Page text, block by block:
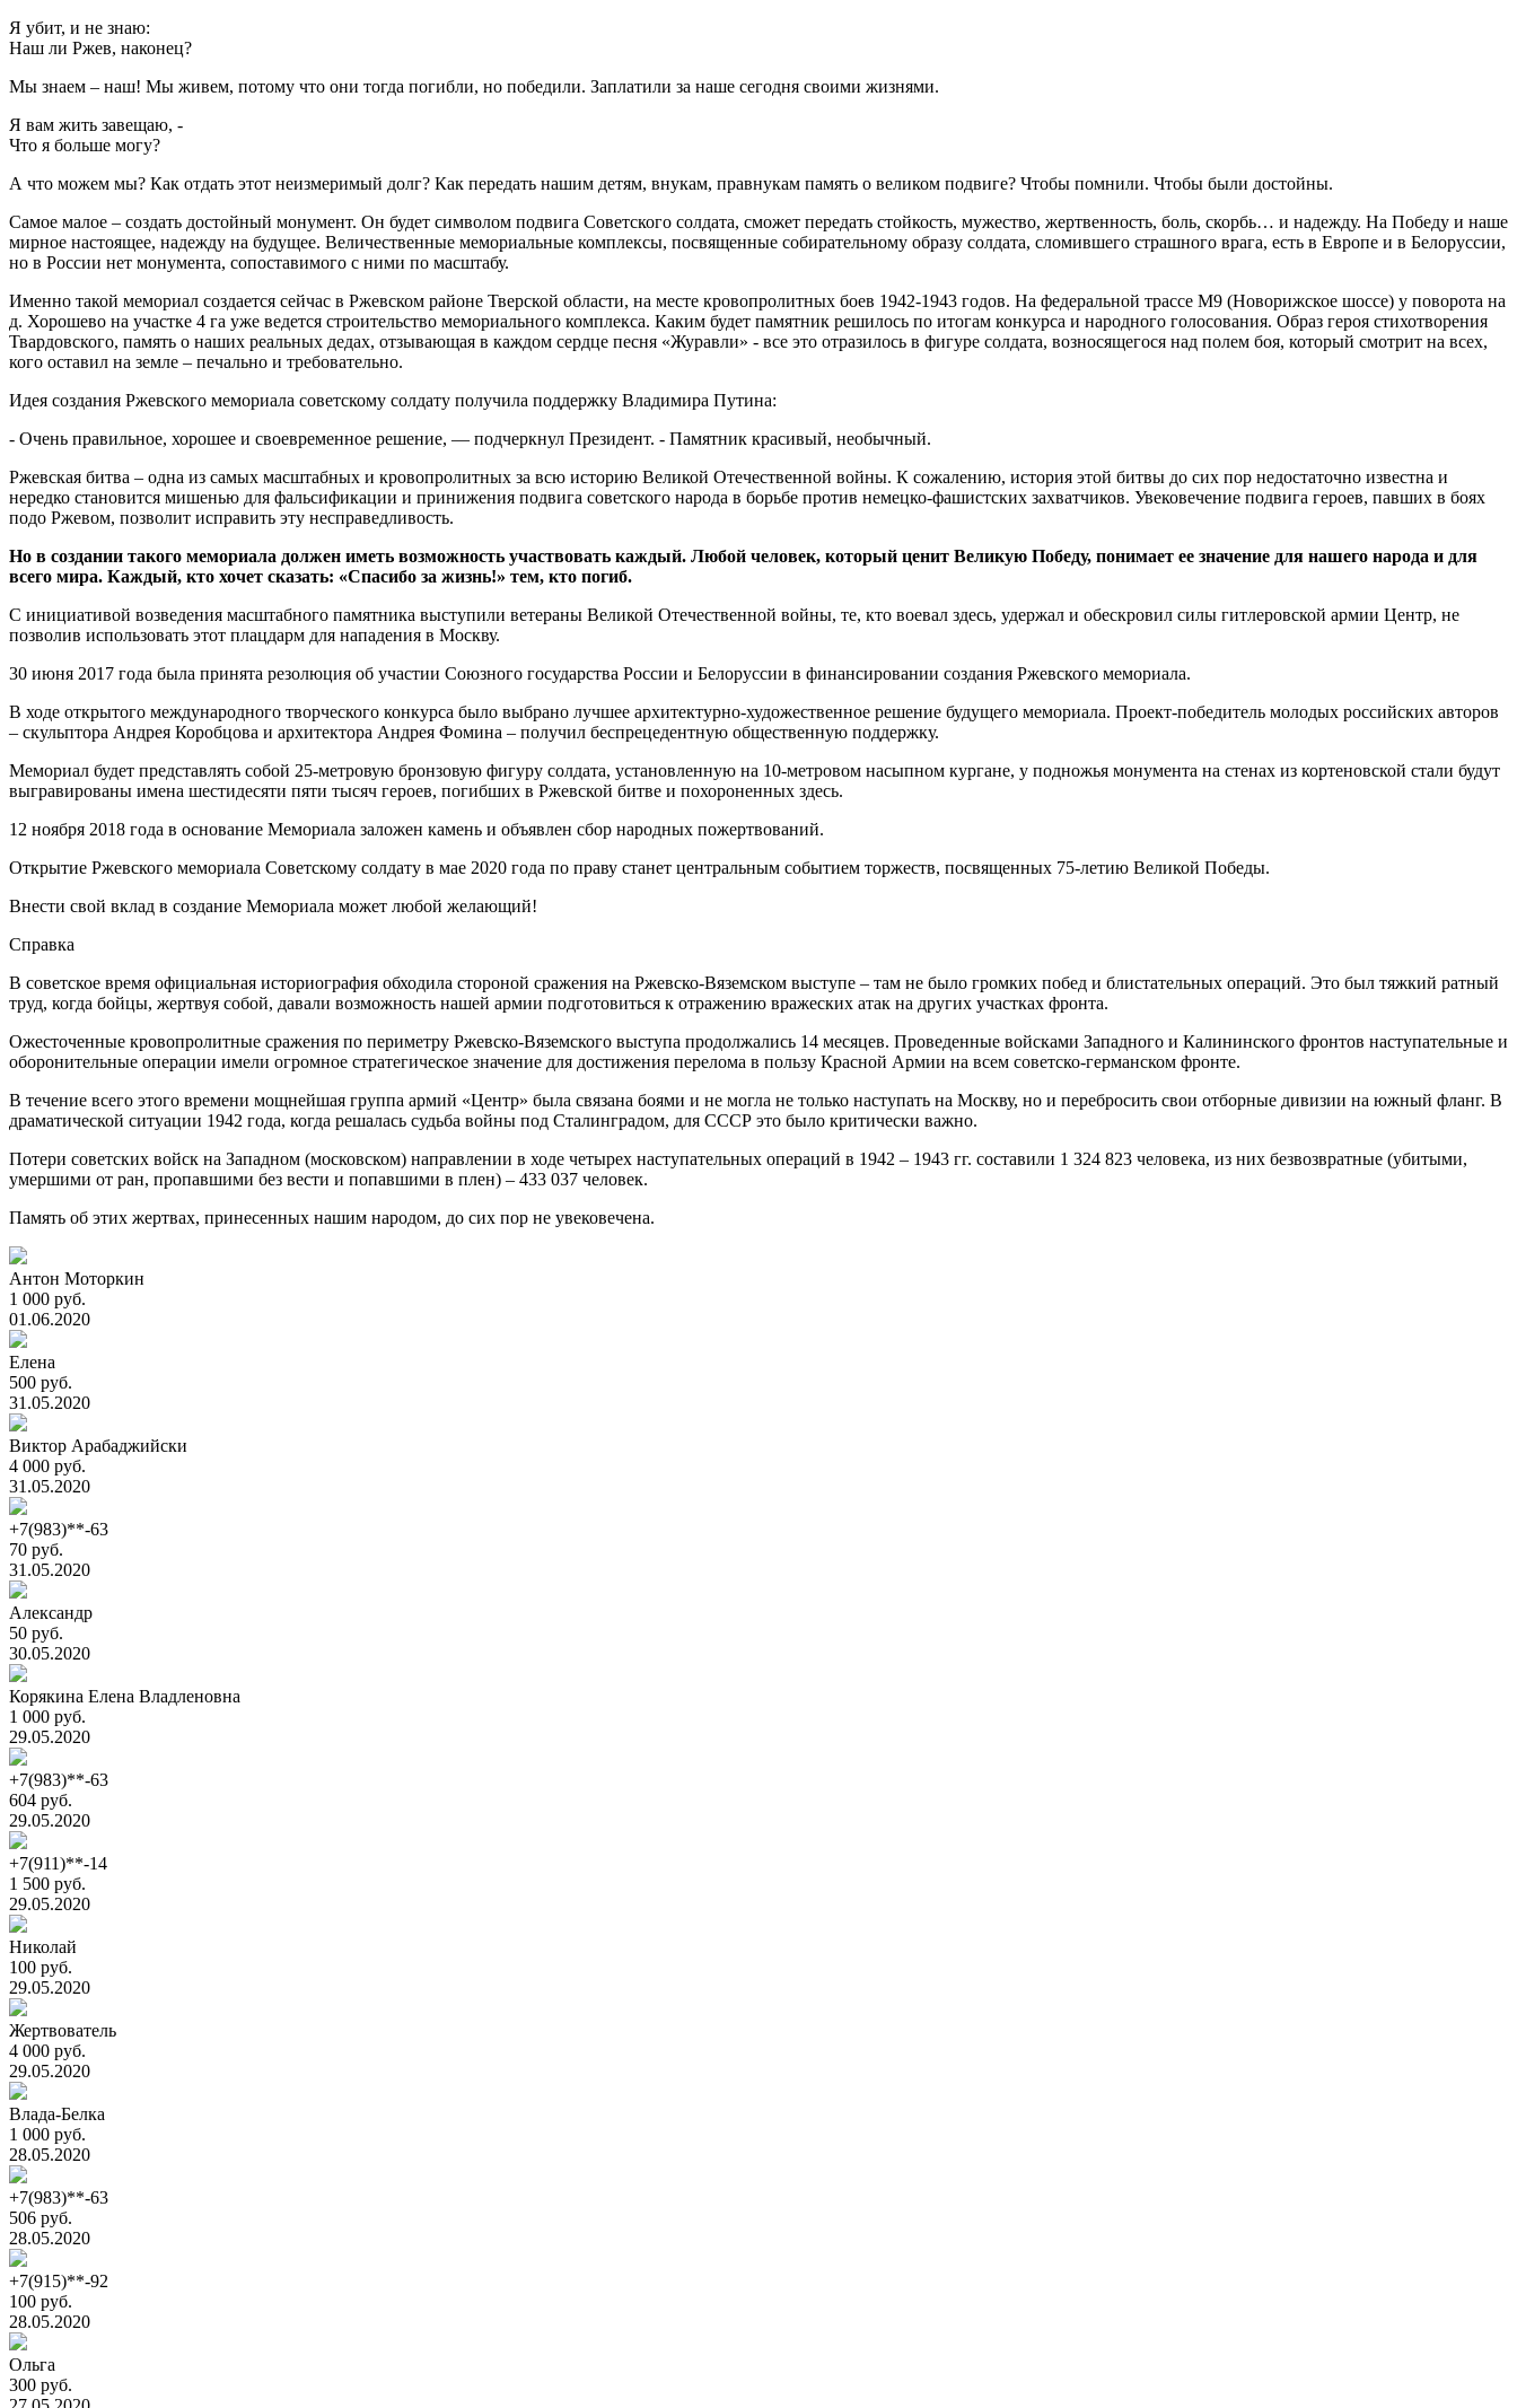
Я убит, и не знаю:
Наш ли Ржев, наконец?
Мы знаем – наш! Мы живем, потому что они тогда погибли, но победили. Заплатили за наше сегодня своими жизнями.
Я вам жить завещаю, -
Что я больше могу?
А что можем мы? Как отдать этот неизмеримый долг? Как передать нашим детям, внукам, правнукам память о великом подвиге? Чтобы помнили. Чтобы были достойны.
Самое малое – создать достойный монумент. Он будет символом подвига Советского солдата, сможет передать стойкость, мужество, жертвенность, боль, скорбь… и надежду. На Победу и наше
мирное настоящее, надежду на будущее. Величественные мемориальные комплексы, посвященные собирательному образу солдата, сломившего страшного врага, есть в Европе и в Белоруссии,
но в России нет монумента, сопоставимого с ними по масштабу.
Именно такой мемориал создается сейчас в Ржевском районе Тверской области, на месте кровопролитных боев 1942-1943 годов. На федеральной трассе М9 (Новорижское шоссе) у поворота на
д. Хорошево на участке 4 га уже ведется строительство мемориального комплекса. Каким будет памятник решилось по итогам конкурса и народного голосования. Образ героя стихотворения
Твардовского, память о наших реальных дедах, отзывающая в каждом сердце песня «Журавли» - все это отразилось в фигуре солдата, возносящегося над полем боя, который смотрит на всех,
кого оставил на земле – печально и требовательно.
Идея создания Ржевского мемориала советскому солдату получила поддержку Владимира Путина:
- Очень правильное, хорошее и своевременное решение, — подчеркнул Президент. - Памятник красивый, необычный.
Ржевская битва – одна из самых масштабных и кровопролитных за всю историю Великой Отечественной войны. К сожалению, история этой битвы до сих пор недостаточно известна и
нередко становится мишенью для фальсификации и принижения подвига советского народа в борьбе против немецко-фашистских захватчиков. Увековечение подвига героев, павших в боях
подо Ржевом, позволит исправить эту несправедливость.
Но в создании такого мемориала должен иметь возможность участвовать каждый. Любой человек, который ценит Великую Победу, понимает ее значение для нашего народа и для
всего мира. Каждый, кто хочет сказать: «Спасибо за жизнь!» тем, кто погиб.
С инициативой возведения масштабного памятника выступили ветераны Великой Отечественной войны, те, кто воевал здесь, удержал и обескровил силы гитлеровской армии Центр, не
позволив использовать этот плацдарм для нападения в Москву.
30 июня 2017 года была принята резолюция об участии Союзного государства России и Белоруссии в финансировании создания Ржевского мемориала.
В ходе открытого международного творческого конкурса было выбрано лучшее архитектурно-художественное решение будущего мемориала. Проект-победитель молодых российских авторов
– скульптора Андрея Коробцова и архитектора Андрея Фомина – получил беспрецедентную общественную поддержку.
Мемориал будет представлять собой 25-метровую бронзовую фигуру солдата, установленную на 10-метровом насыпном кургане, у подножья монумента на стенах из кортеновской стали будут
выгравированы имена шестидесяти пяти тысяч героев, погибших в Ржевской битве и похороненных здесь.
12 ноября 2018 года в основание Мемориала заложен камень и объявлен сбор народных пожертвований.
Открытие Ржевского мемориала Советскому солдату в мае 2020 года по праву станет центральным событием торжеств, посвященных 75-летию Великой Победы.
Внести свой вклад в создание Мемориала может любой желающий!
Справка
В советское время официальная историография обходила стороной сражения на Ржевско-Вяземском выступе – там не было громких побед и блистательных операций. Это был тяжкий ратный
труд, когда бойцы, жертвуя собой, давали возможность нашей армии подготовиться к отражению вражеских атак на других участках фронта.
Ожесточенные кровопролитные сражения по периметру Ржевско-Вяземского выступа продолжались 14 месяцев. Проведенные войсками Западного и Калининского фронтов наступательные и
оборонительные операции имели огромное стратегическое значение для достижения перелома в пользу Красной Армии на всем советско-германском фронте.
В течение всего этого времени мощнейшая группа армий «Центр» была связана боями и не могла не только наступать на Москву, но и перебросить свои отборные дивизии на южный фланг. В
драматической ситуации 1942 года, когда решалась судьба войны под Сталинградом, для СССР это было критически важно.
Потери советских войск на Западном (московском) направлении в ходе четырех наступательных операций в 1942 – 1943 гг. составили 1 324 823 человека, из них безвозвратные (убитыми,
умершими от ран, пропавшими без вести и попавшими в плен) – 433 037 человек.
Память об этих жертвах, принесенных нашим народом, до сих пор не увековечена.
Антон Моторкин
1 000 руб.
01.06.2020
Елена
500 руб.
31.05.2020
Виктор Арабаджийски
4 000 руб.
31.05.2020
+7(983)**-63
70 руб.
31.05.2020
Александр
50 руб.
30.05.2020
Корякина Елена Владленовна
1 000 руб.
29.05.2020
+7(983)**-63
604 руб.
29.05.2020
+7(911)**-14
1 500 руб.
29.05.2020
Николай
100 руб.
29.05.2020
Жертвователь
4 000 руб.
29.05.2020
Влада-Белка
1 000 руб.
28.05.2020
+7(983)**-63
506 руб.
28.05.2020
+7(915)**-92
100 руб.
28.05.2020
Ольга
300 руб.